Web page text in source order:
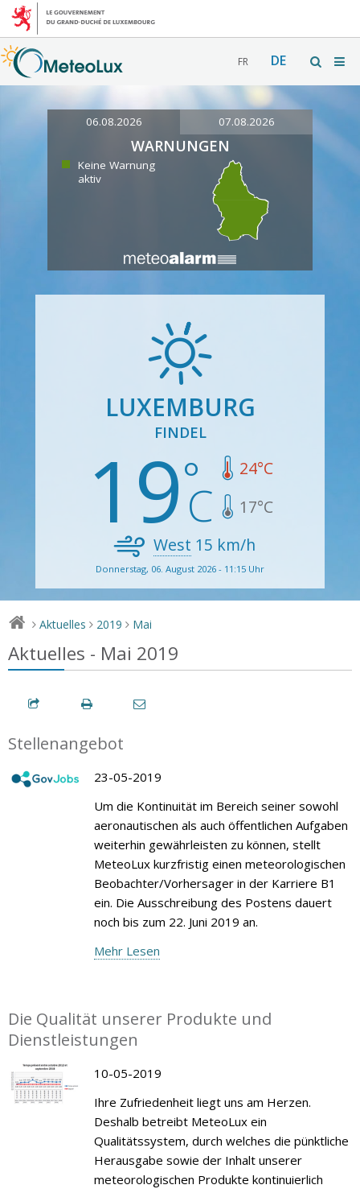
FR DE
06.08.2026 07.08.2026
WARNUNGEN
Keine Warnung
aktiv
LUXEMBURG
FINDEL
19 24°C
17°C
West 15 km/h
Donnerstag, 06. August 2026 - 11:15 Uhr
> Aktuelles > 2019 > Mai
Aktuelles - Mai 2019
Stellenangebot
23-05-2019
Um die Kontinuität im Bereich seiner sowohl
aeronautischen als auch öffentlichen Aufgaben
weiterhin gewährleisten zu können, stellt
MeteoLux kurzfristig einen meteorologischen
Beobachter/Vorhersager in der Karriere B1
ein. Die Ausschreibung des Postens dauert
noch bis zum 22. Juni 2019 an.
Mehr Lesen
Die Qualität unserer Produkte und
Dienstleistungen
10-05-2019
Ihre Zufriedenheit liegt uns am Herzen.
Deshalb betreibt MeteoLux ein
Qualitätssystem, durch welches die pünktliche
Herausgabe sowie der Inhalt unserer
meteorologischen Produkte kontinuierlich